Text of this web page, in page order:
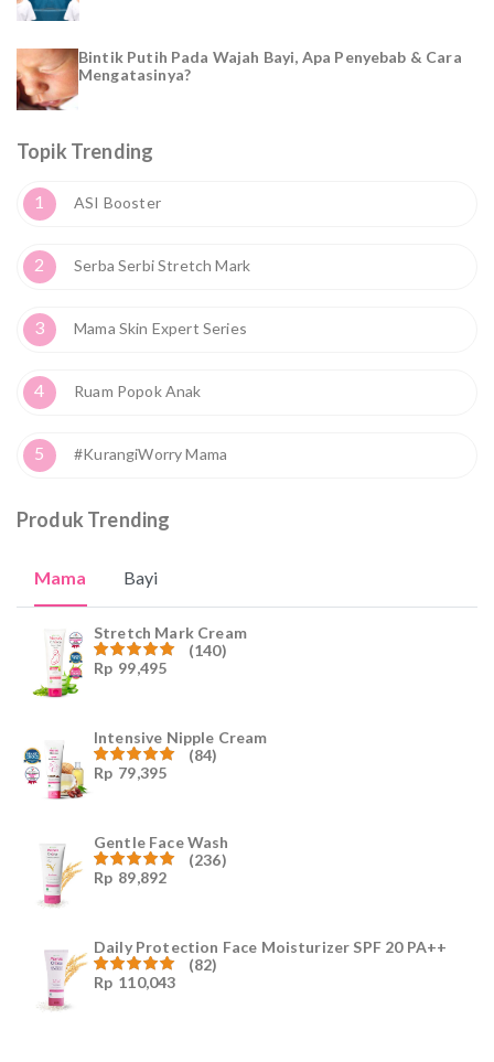
Bintik Putih Pada Wajah Bayi, Apa Penyebab & Cara
Mengatasinya?
Topik Trending
1 ASI Booster
2 Serba Serbi Stretch Mark
3 Mama Skin Expert Series
4 Ruam Popok Anak
5 #KurangiWorry Mama
Produk Trending
Mama Bayi
Stretch Mark Cream
Dinilai
(140)
Rp 99,495
Intensive Nipple Cream
Dinilai
(84)
Rp 79,395
Gentle Face Wash
Dinilai
(236)
Rp 89,892
Daily Protection Face Moisturizer SPF 20 PA++
Dinilai
(82)
Rp 110,043